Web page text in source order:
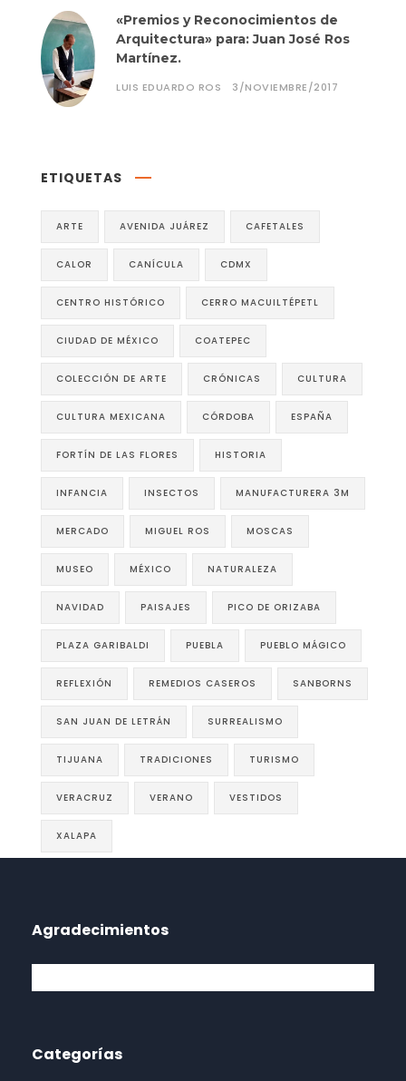
«Premios y Reconocimientos de
Arquitectura» para: Juan José Ros
Martínez.
LUIS EDUARDO ROS 3/NOVIEMBRE/2017
ETIQUETAS
ARTE AVENIDA JUÁREZ CAFETALES
CALOR CANÍCULA CDMX
CENTRO HISTÓRICO CERRO MACUILTÉPETL
CIUDAD DE MÉXICO COATEPEC
COLECCIÓN DE ARTE CRÓNICAS CULTURA
CULTURA MEXICANA CÓRDOBA ESPAÑA
FORTÍN DE LAS FLORES HISTORIA
INFANCIA INSECTOS MANUFACTURERA 3M
MERCADO MIGUEL ROS MOSCAS
MUSEO MÉXICO NATURALEZA
NAVIDAD PAISAJES PICO DE ORIZABA
PLAZA GARIBALDI PUEBLA PUEBLO MÁGICO
REFLEXIÓN REMEDIOS CASEROS SANBORNS
SAN JUAN DE LETRÁN SURREALISMO
TIJUANA TRADICIONES TURISMO
VERACRUZ VERANO VESTIDOS
XALAPA
Agradecimientos
Categorías